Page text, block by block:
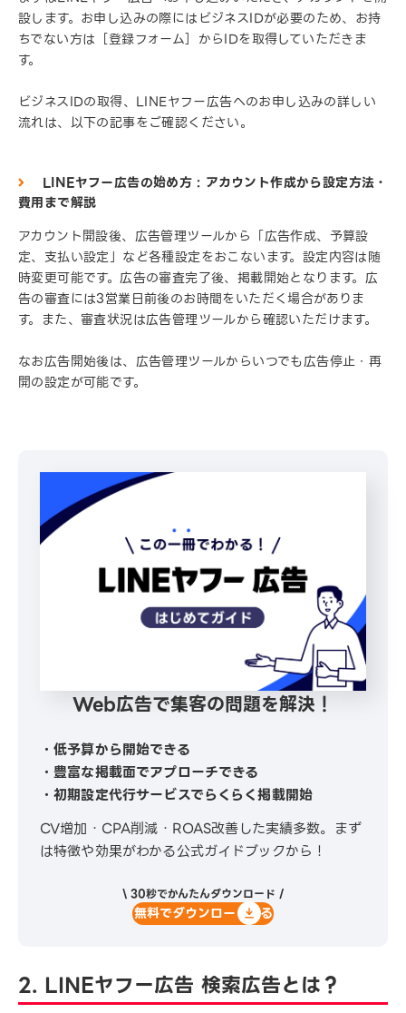
設します。お申し込みの際にはビジネスIDが必要のため、お持
ちでない方は［登録フォーム］からIDを取得していただきま
す。
ビジネスIDの取得、LINEヤフー広告へのお申し込みの詳しい
流れは、以下の記事をご確認ください。
LINEヤフー広告の始め方 : アカウント作成から設定方法・
費用まで解説
アカウント開設後、広告管理ツールから「広告作成、予算設
定、支払い設定」など各種設定をおこないます。設定内容は随
時変更可能です。広告の審査完了後、掲載開始となります。広
告の審査には3営業日前後のお時間をいただく場合がありま
す。また、審査状況は広告管理ツールから確認いただけます。
なお広告開始後は、広告管理ツールからいつでも広告停止・再
開の設定が可能です。
Web広告で集客の問題を解決！
・低予算から開始できる
・豊富な掲載面でアプローチできる
・初期設定代行サービスでらくらく掲載開始
CV増加・CPA削減・ROAS改善した実績多数。まず
は特徴や効果がわかる公式ガイドブックから！
\ 30秒でかんたんダウンロード /
無料でダウンロードする
2. LINEヤフー広告 検索広告とは？